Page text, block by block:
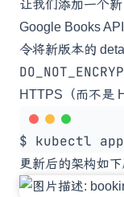
让我们添加一个
Google Books
令将新版本的
HTTPS（而不是
$ kubectl
更新后的架构如下